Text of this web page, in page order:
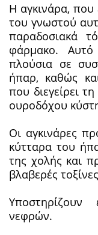
Η αγκινάρα, που
του γνωστού
παραδοσιακά
φάρμακο. Αυτό
πλούσια σε
ήπαρ, καθώς
που διεγείρει
ουροδόχου
Οι αγκινάρες
κύτταρα του
της χολής και
βλαβερές
νεφρών.